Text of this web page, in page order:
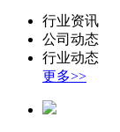
行业资讯
公司动态
行业动态
更多>>